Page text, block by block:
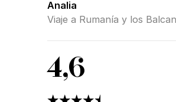
Analia
Viaje a Rumanía y los
4,6